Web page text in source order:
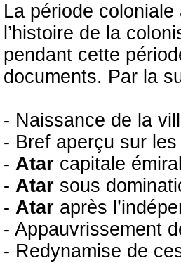
La période
l’histoire de la
pendant cette
documents. Par la
- Naissance de la
- Bref aperçu sur
- Atar capitale
- Atar sous
- Atar après
- Appauvrissement
- Redynamise de